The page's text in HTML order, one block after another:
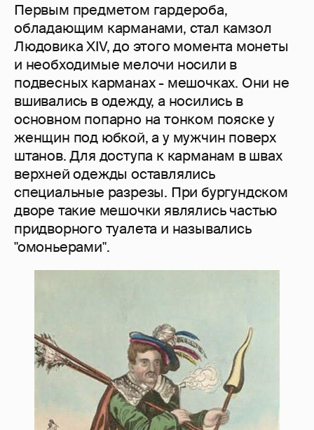
Первым предметом гардероба,
обладающим карманами, стал камзол
Людовика XIV, до этого момента монеты
и необходимые мелочи носили в
подвесных карманах - мешочках. Они не
вшивались в одежду, а носились в
основном попарно на тонком пояске у
женщин под юбкой, а у мужчин поверх
штанов. Для доступа к карманам в швах
верхней одежды оставлялись
специальные разрезы. При бургундском
дворе такие мешочки являлись частью
придворного туалета и назывались
"омоньерами".